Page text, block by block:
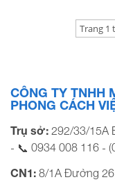
Trang 1
CÔNG TY TNHH
PHONG CÁCH
Trụ sở: 292/33/15A
- 📞 0934 008 116 -
CN1: 8/1A Đường